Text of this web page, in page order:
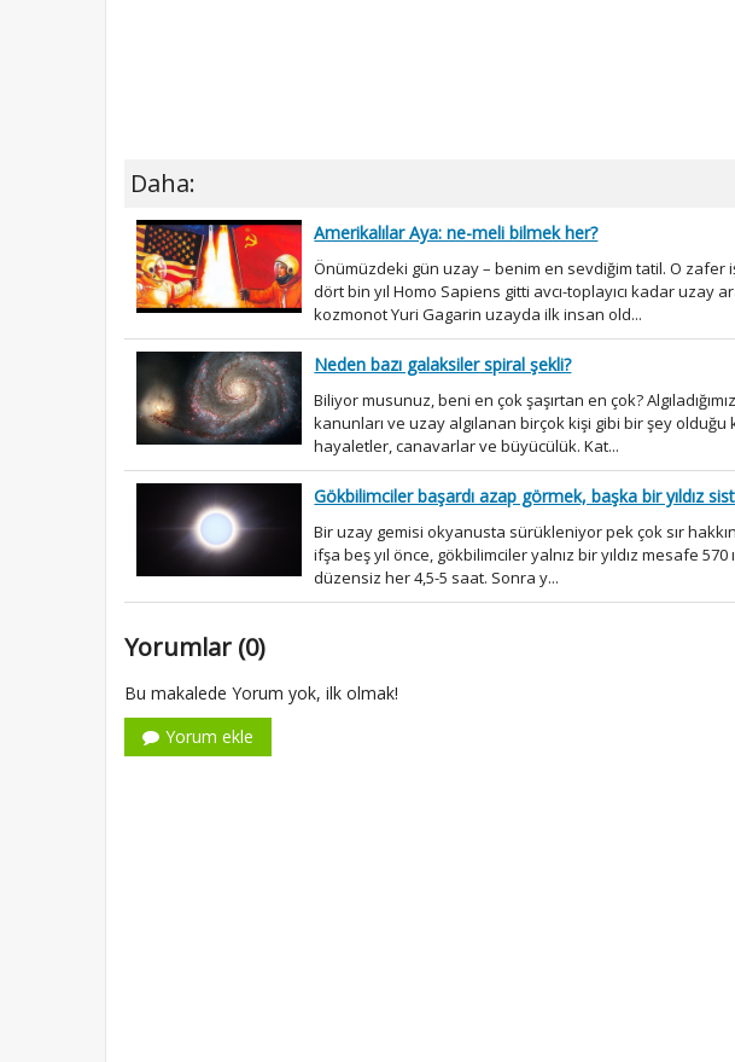
Daha:
Amerikalılar Aya: ne-meli bilmek her?
Önümüzdeki gün uzay – benim en sevdiğim tatil. O zafer
dört bin yıl Homo Sapiens gitti avcı-toplayıcı kadar uzay
kozmonot Yuri Gagarin uzayda ilk insan old...
Neden bazı galaksiler spiral şekli?
Biliyor musunuz, beni en çok şaşırtan en çok?
kanunları ve uzay algılanan birçok kişi gibi bir şey olduğu
hayaletler, canavarlar ve büyücülük. Kat...
Gökbilimciler başardı azap görmek, başka bir yıldız
Bir uzay gemisi okyanusta sürükleniyor pek çok sır
ifşa beş yıl önce, gökbilimciler yalnız bir yıldız mesafe 570
düzensiz her 4,5-5 saat. Sonra y...
Yorumlar (0)
Bu makalede Yorum yok, ilk olmak!
Yorum ekle